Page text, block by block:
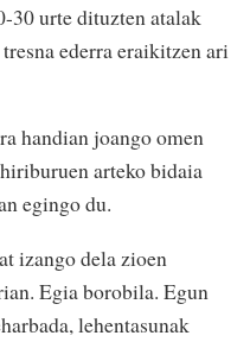
30 urte dituzten atalak
ederra eraikitzen ari
handian joango omen
arteko bidaia
egingo du.
izango dela zioen
Egia borobila. Egun
lehentasunak